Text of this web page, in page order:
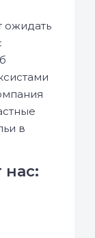
ожидать
в